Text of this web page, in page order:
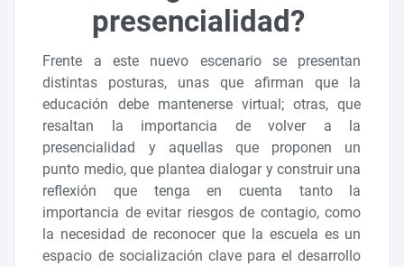
presencialidad?
Frente a este nuevo escenario se presentan
distintas posturas, unas que afirman que la
educación debe mantenerse virtual; otras, que
resaltan la importancia de volver a la
presencialidad y aquellas que proponen un
punto medio, que plantea dialogar y construir una
reflexión que tenga en cuenta tanto la
importancia de evitar riesgos de contagio, como
la necesidad de reconocer que la escuela es un
espacio de socialización clave para el desarrollo